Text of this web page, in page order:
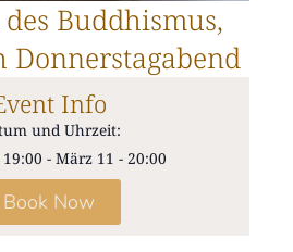
Buddhismus,
Donnerstagabend
Info
und Uhrzeit:
19:00 - März 11 - 20:00
Book Now